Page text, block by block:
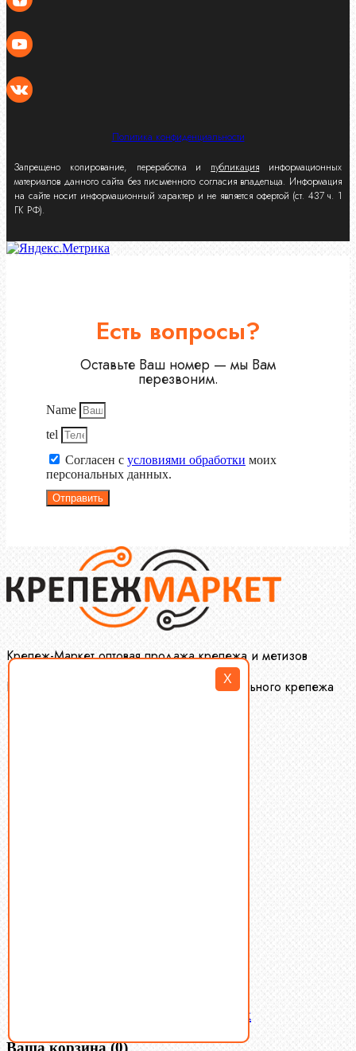
X
Политика конфиденциальности
Запрещено копирование, переработка и публикация информационных
материалов данного сайта без письменного согласия владельца. Информация
на сайте носит информационный характер и не является офертой (ст. 437 ч. 1
ГК РФ).
Есть вопросы?
Оставьте Ваш номер — мы Вам
перезвоним.
Name
tel
Согласен с условиями обработки моих
персональных данных.
Отправить
Крепеж-Маркет оптовая продажа крепежа и метизов
Производство и оптовая продажа специального крепежа
Латунный и бронзовый крепеж
Ваша корзина(0)